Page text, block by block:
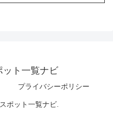
ット一覧ナビ
プライバシーポリシー
ポット一覧ナビ.